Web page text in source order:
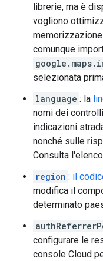
librerie, ma è
vogliono
comunque
selezionata
language : la
nomi dei
indicazioni
nonché sulle
Consulta
region : il
modifica il
determinato
configurare le
console Cloud